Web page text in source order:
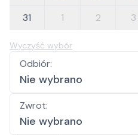
31
1 2 3
Wyczyść wybór
Odbiór:
Nie wybrano
Zwrot:
Nie wybrano